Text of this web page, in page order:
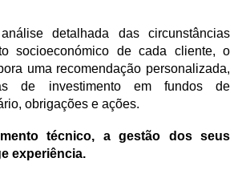
detalhada das circunstâncias
socioeconómico de cada cliente, o
uma recomendação personalizada,
de investimento em fundos de
obrigações e ações.
técnico, a gestão dos seus
experiência.